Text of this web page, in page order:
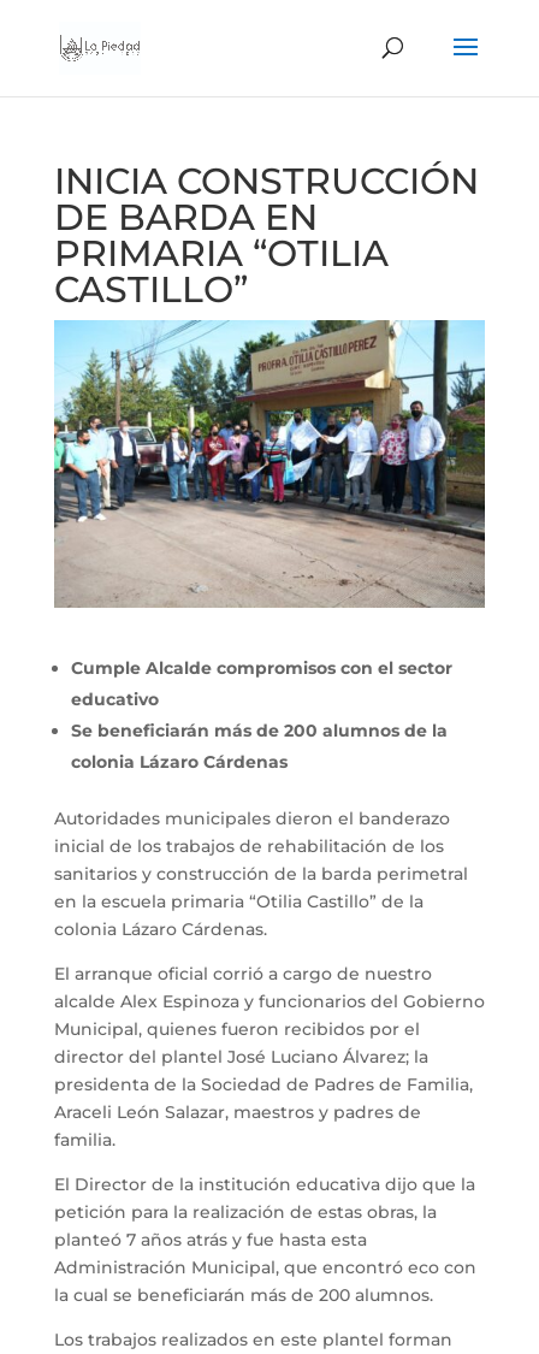
INICIA CONSTRUCCIÓN
DE BARDA EN
PRIMARIA “OTILIA
CASTILLO”
Cumple Alcalde compromisos con el sector
educativo
Se beneficiarán más de 200 alumnos de la
colonia Lázaro Cárdenas
Autoridades municipales dieron el banderazo
inicial de los trabajos de rehabilitación de los
sanitarios y construcción de la barda perimetral
en la escuela primaria “Otilia Castillo” de la
colonia Lázaro Cárdenas.
El arranque oficial corrió a cargo de nuestro
alcalde Alex Espinoza y funcionarios del Gobierno
Municipal, quienes fueron recibidos por el
director del plantel José Luciano Álvarez; la
presidenta de la Sociedad de Padres de Familia,
Araceli León Salazar, maestros y padres de
familia.
El Director de la institución educativa dijo que la
petición para la realización de estas obras, la
planteó 7 años atrás y fue hasta esta
Administración Municipal, que encontró eco con
la cual se beneficiarán más de 200 alumnos.
Los trabajos realizados en este plantel forman